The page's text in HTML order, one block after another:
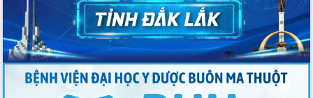
Bệnh án điện tử thúc đẩy chuyển đổi
số y tế tại Đắk Lắk
Chuyển đổi số thư viện: Mở rộng
không gian tri thức trong thời đại số
Đánh giá, rút kinh nghiệm công tác tổ
chức diễn tập trước ngày bầu cử